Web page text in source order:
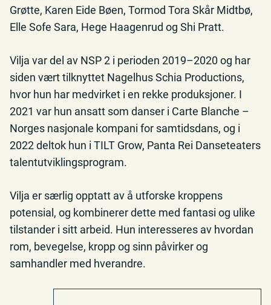
Grøtte, Karen Eide Bøen, Tormod Tora Skår Midtbø,
Elle Sofe Sara, Hege Haagenrud og Shi Pratt.
Vilja var del av NSP 2 i perioden 2019–2020 og har
siden vært tilknyttet Nagelhus Schia Productions,
hvor hun har medvirket i en rekke produksjoner. I
2021 var hun ansatt som danser i Carte Blanche –
Norges nasjonale kompani for samtidsdans, og i
2022 deltok hun i TILT Grow, Panta Rei Danseteaters
talentutviklingsprogram.
Vilja er særlig opptatt av å utforske kroppens
potensial, og kombinerer dette med fantasi og ulike
tilstander i sitt arbeid. Hun interesseres av hvordan
rom, bevegelse, kropp og sinn påvirker og
samhandler med hverandre.